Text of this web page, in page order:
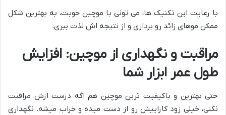
با رعایت این تکنیک ها، می تونی با موچین خوبت، به بهترین شکل
ممکن موهای زائد رو برداری و از نتیجه اش لذت ببری.
مراقبت و نگهداری از موچین: افزایش
طول عمر ابزار شما
حتی بهترین و باکیفیت ترین موچین هم اگه درست ازش مراقبت
نکنی، خیلی زود کاراییش رو از دست میده و خراب میشه. نگهداری